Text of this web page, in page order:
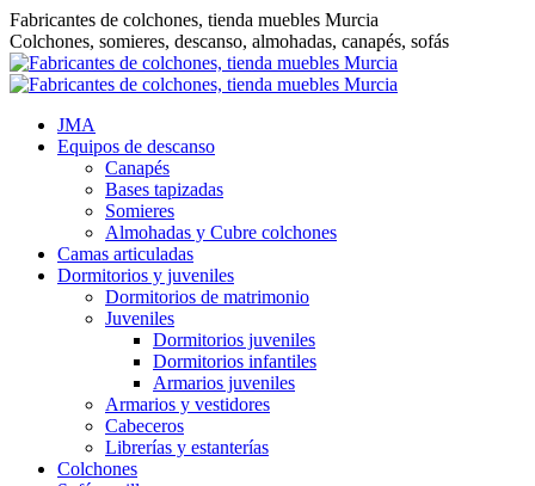
Saltar
al
contenido
Fabricantes de colchones, tienda muebles Murcia
Colchones, somieres, descanso, almohadas, canapés, sofás
JMA
Equipos de descanso
Canapés
Bases tapizadas
Somieres
Almohadas y Cubre colchones
Camas articuladas
Dormitorios y juveniles
Dormitorios de matrimonio
Juveniles
Dormitorios juveniles
Dormitorios infantiles
Armarios juveniles
Armarios y vestidores
Cabeceros
Librerías y estanterías
Colchones